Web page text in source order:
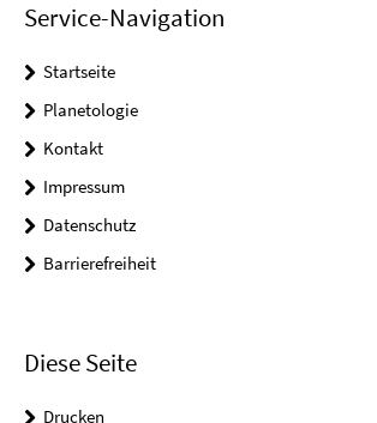
Service-Navigation
Startseite
Planetologie
Kontakt
Impressum
Datenschutz
Barrierefreiheit
Diese Seite
Drucken